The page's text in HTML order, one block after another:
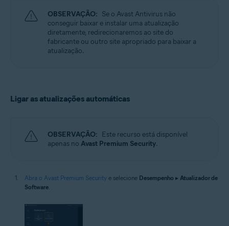
OBSERVAÇÃO: Se o Avast Antivirus não
conseguir baixar e instalar uma atualização
diretamente, redirecionaremos ao site do
fabricante ou outro site apropriado para baixar a
atualização.
Ligar as atualizações automáticas
OBSERVAÇÃO: Este recurso está disponível
apenas no Avast Premium Security.
Abra o Avast Premium Security e selecione Desempenho ▸ Atualizador de
Software.